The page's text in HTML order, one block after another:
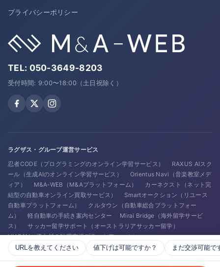
URLを教えてください 値下げは可能ですか？ まだ交渉可能で
プライバシーポリシー
TEL: 050-3649-8203
受付時間: 9:00〜18:00（土日祝除く）
ラグザス・グループ運営サービス
忍者CODE（プログラミングのオンライン学習サービス）
RAXUS AIスク
ール（生成AIのオンライン学習サービス）
Orientus Navi（音楽教室メデ
ィア）
M&A-WEB（M&Aプラットフォーム）
カーネクスト（ネット完
結型の自動車オンライン買取サービス）
Smartオークション（リユース
自動車プラットフォーム）
クルタウン（自動車総合プラットフォー
ム）
軽自動車の手続き案内センター
Mirai Bridge（海外留学サービ
ス）
サッカー留学サポート（オーストラリアサッカー留学）
HUGAN（IT人材の転職支援プラットフォーム）